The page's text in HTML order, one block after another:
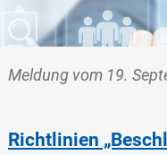
Meldung vom 19.
Richtlinien